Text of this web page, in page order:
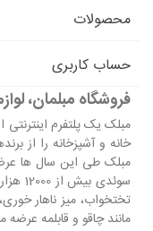
محصولات
حساب کاربری
فروشگاه مبلمان،
مبلک یک پلتفرم
خانه و آشپزخانه را از
مبلک طی این سال ها
تختخواب، میز ناهار
مانند چاقو و قابلمه عرضه